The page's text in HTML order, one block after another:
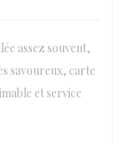
assez souvent,
savoureux, carte
et service